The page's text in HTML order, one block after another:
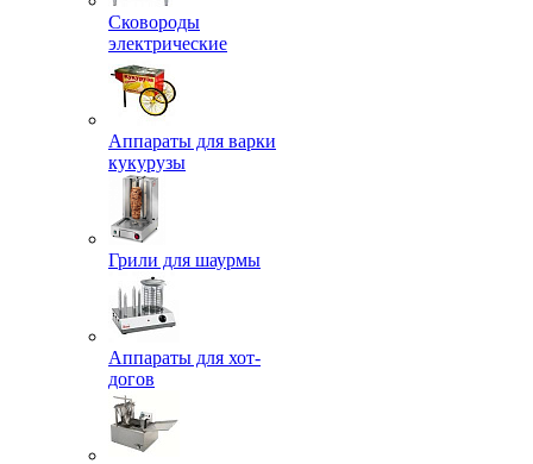
Сковороды
электрические
Аппараты для варки
кукурузы
Грили для шаурмы
Аппараты для хот-
догов